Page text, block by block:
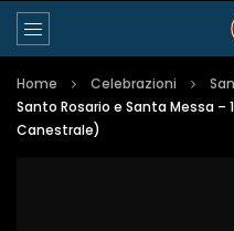
Home Celebrazioni
Santo Rosario e Santa Messa –
Canestrale)